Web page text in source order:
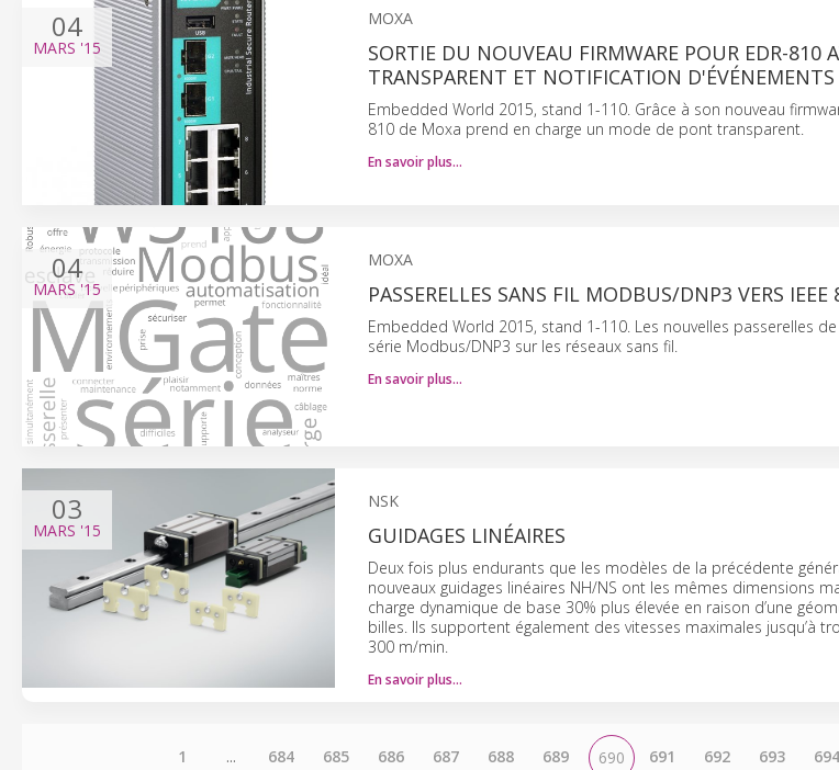
04
MARS '15
MOXA
SORTIE DU NOUVEAU FIRMWARE POUR EDR-810
TRANSPARENT ET NOTIFICATION D'ÉVÉNEMENTS
Embedded World 2015, stand 1-110. Grâce à son nouveau
810 de Moxa prend en charge un mode de pont transparent.
En savoir plus…
04
MARS'15
MOXA
PASSERELLES SANS FIL MODBUS/DNP3 VERS
Embedded World 2015, stand 1-110. Les nouvelles passerelles
série Modbus/DNP3 sur les réseaux sans fil.
En savoir plus…
03
MARS '15
NSK
GUIDAGES LINÉAIRES
Deux fois plus endurants que les modèles de la précédente
nouveaux guidages linéaires NH/NS ont les mêmes dimensions
charge dynamique de base 30% plus élevée en raison d’une
billes. Ils supportent également des vitesses maximales jusqu’à
300 m/min.
En savoir plus…
1 ... 684 685 686 687 688 689 690 691 692 693 694